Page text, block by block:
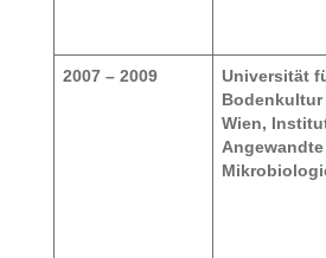
2007 – 2009
Universität
Bodenkultur
Wien,
Angewandte